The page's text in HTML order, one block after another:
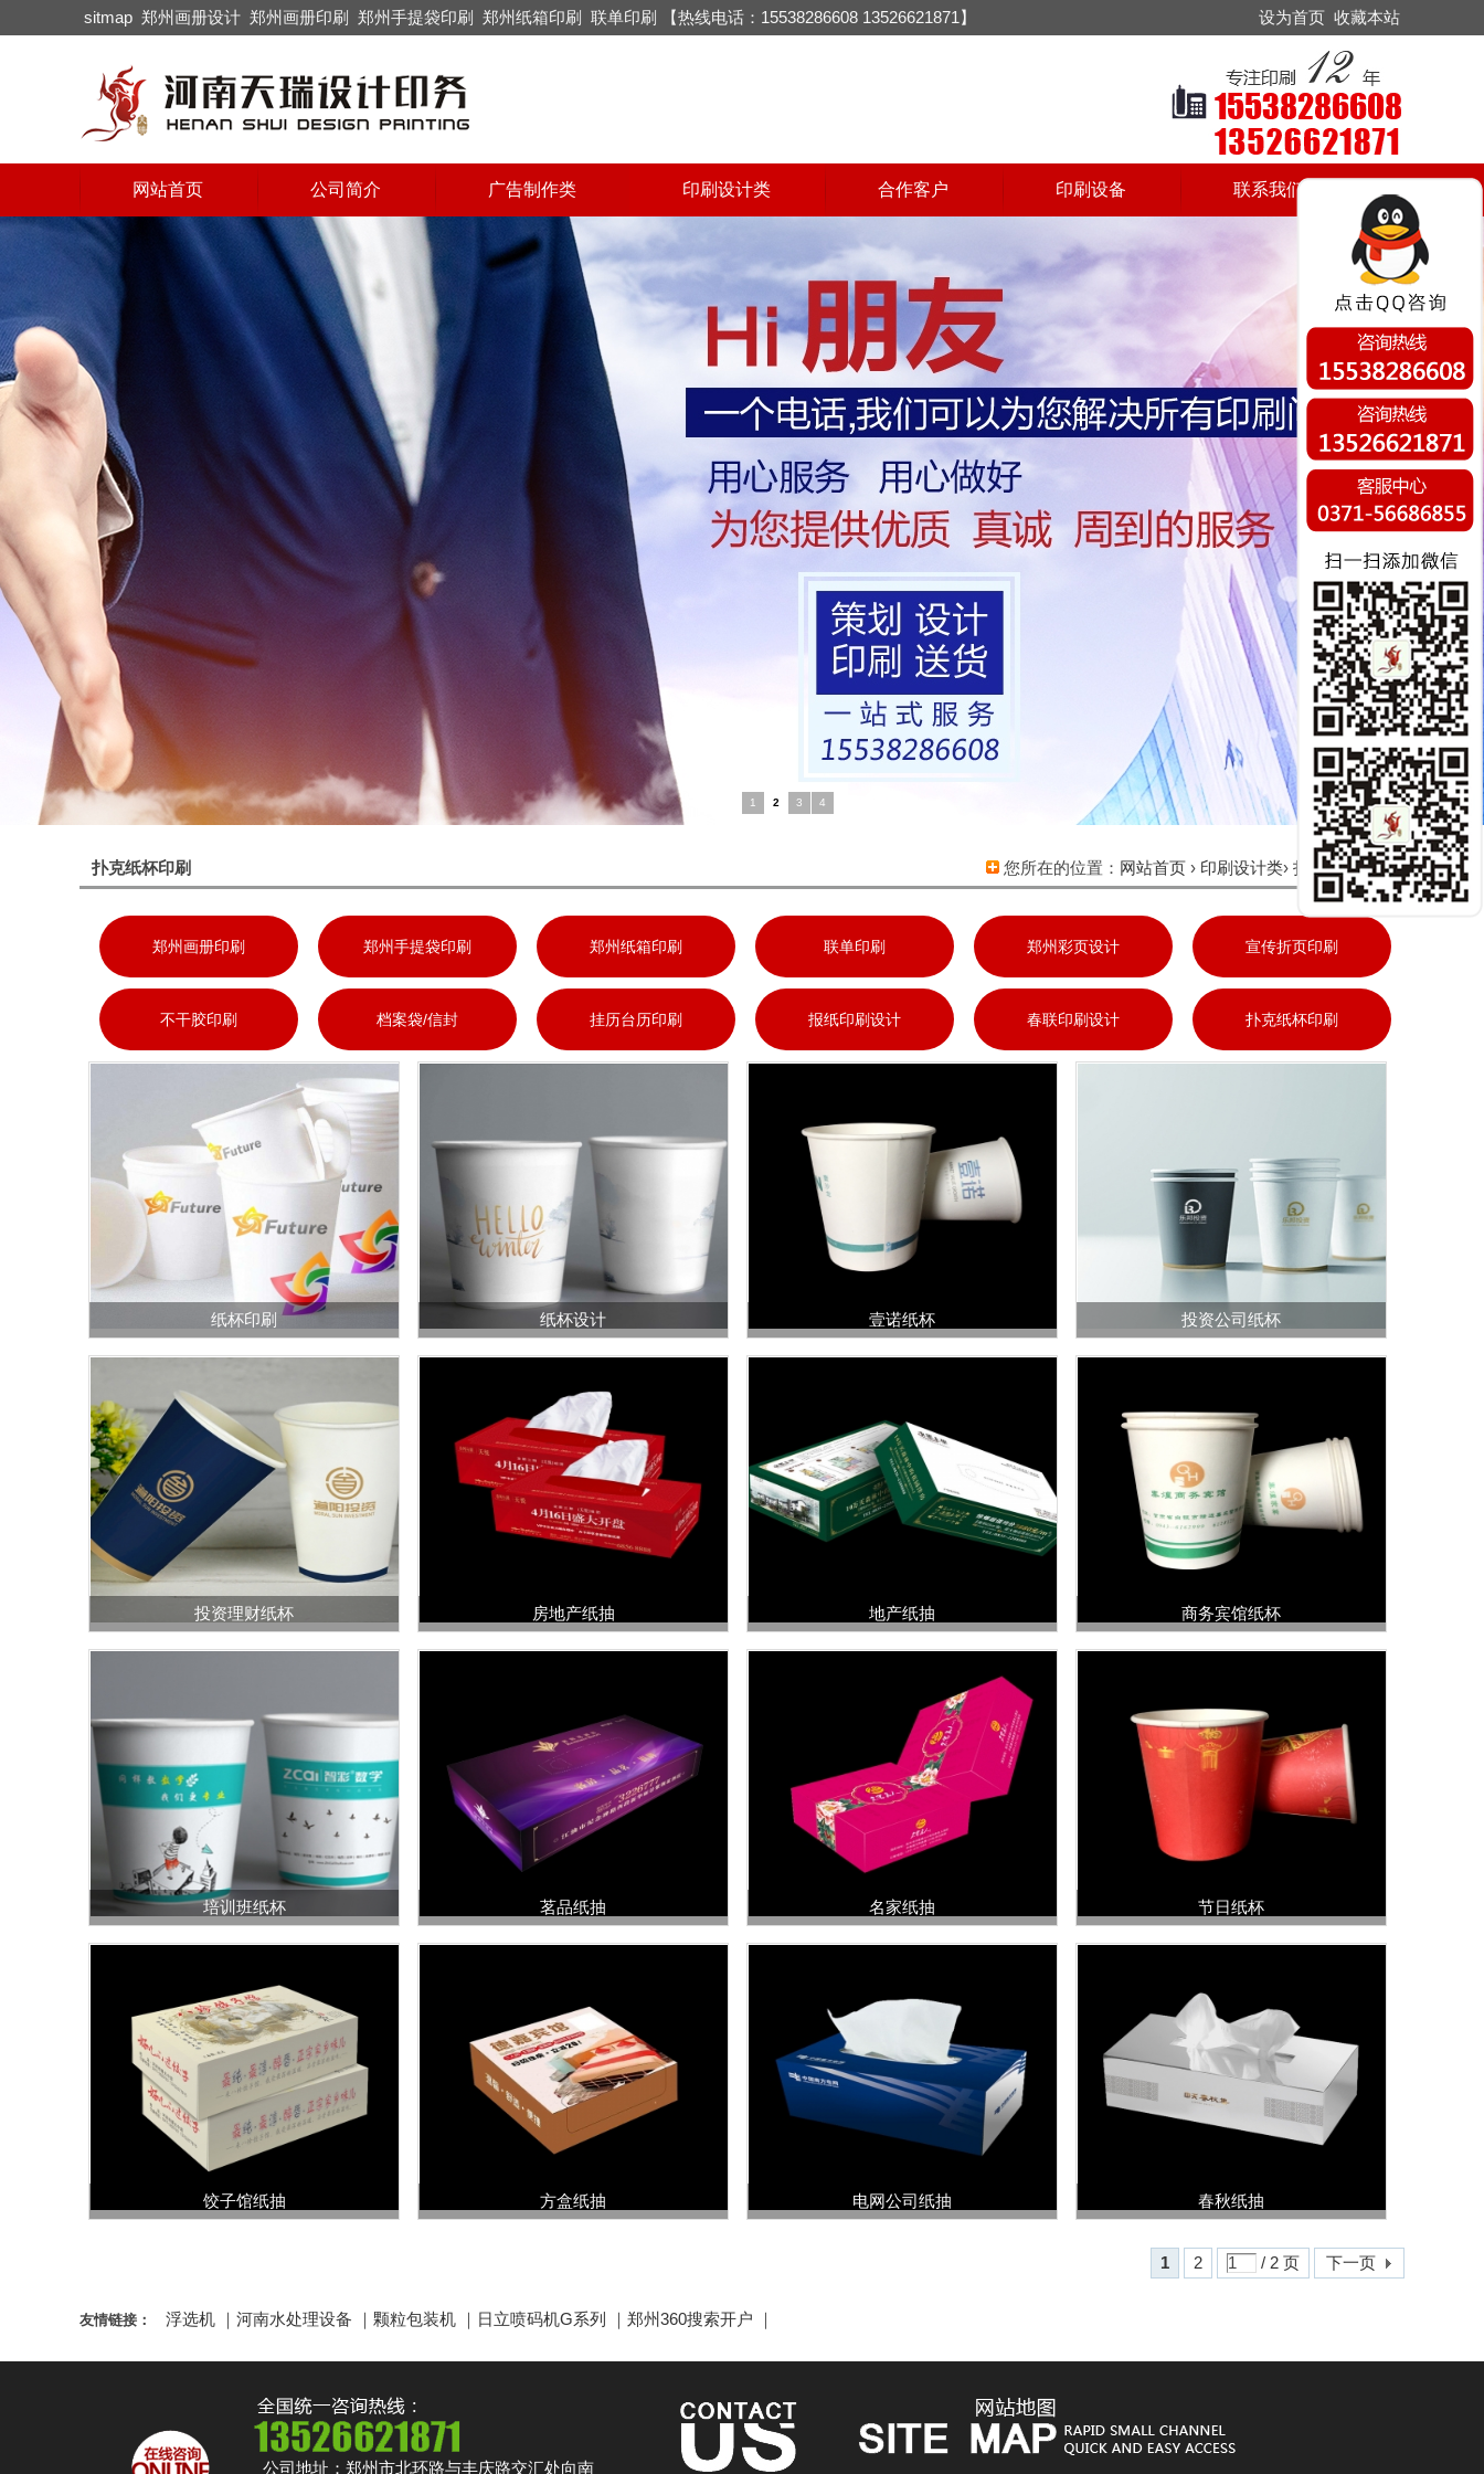
sitmap 郑州画册设计 郑州画册印刷 郑州手提袋印刷 郑州纸箱印刷 联单印刷 【热线电话：15538286608 13526621871】 设为首页 收藏本站
网站首页 公司简介 广告制作类 印刷设计类 合作客户 印刷设备 联系我们
1 2 3 4
扑克纸杯印刷 您所在的位置： 网站首页 › 印刷设计类› 扑克纸杯印刷
郑州画册印刷 郑州手提袋印刷 郑州纸箱印刷 联单印刷 郑州彩页设计 宣传折页印刷
不干胶印刷 档案袋/信封 挂历台历印刷 报纸印刷设计 春联印刷设计 扑克纸杯印刷
纸杯印刷 纸杯设计 壹诺纸杯 投资公司纸杯
投资理财纸杯 房地产纸抽 地产纸抽 商务宾馆纸杯
培训班纸杯 茗品纸抽 名家纸抽 节日纸杯
饺子馆纸抽 方盒纸抽 电网公司纸抽 春秋纸抽
1 2 / 2 页 下一页
友情链接： 浮选机 ｜ 河南水处理设备 ｜ 颗粒包装机 ｜ 日立喷码机G系列 ｜ 郑州360搜索开户 ｜
公司地址：郑州市北环路与丰庆路交汇处向南